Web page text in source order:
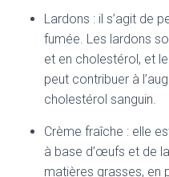
Lardons : il s’agit de
fumée. Les lardons
et en cholestérol, et
peut contribuer à
cholestérol sanguin.
Crème fraîche : elle
à base d’œufs et de
matières grasses, en